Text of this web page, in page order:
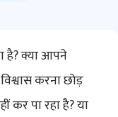
है? क्या आपने
करना छोड़
कर पा रहा है? या